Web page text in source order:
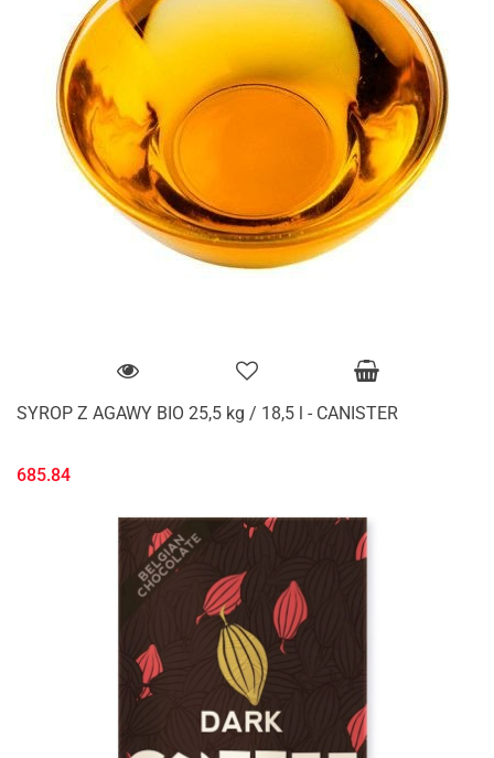
SYROP Z AGAWY BIO 25,5 kg / 18,5 l - CANISTER
685.84